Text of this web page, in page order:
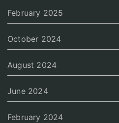
February 2025
October 2024
August 2024
June 2024
February 2024